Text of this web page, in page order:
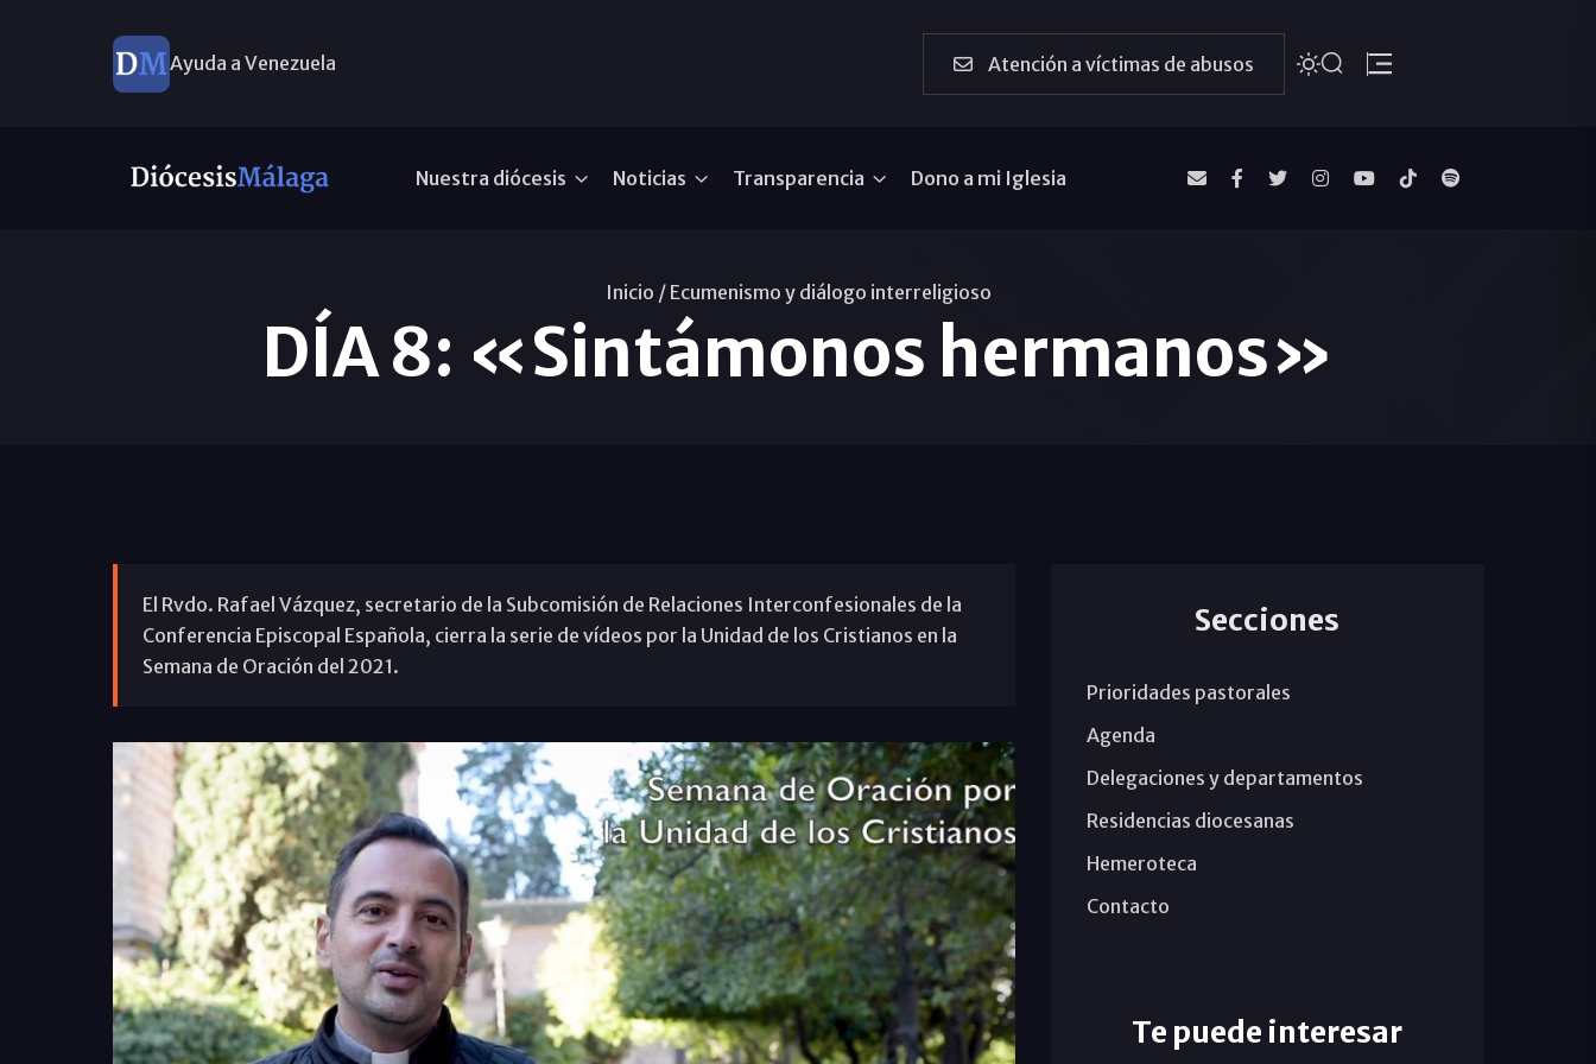
Ayuda a Venezuela Atención a víctimas de abusos
Nuestra diócesis Noticias Transparencia Dono a mi Iglesia
Inicio / Ecumenismo y diálogo interreligioso
DÍA 8: «Sintámonos hermanos»
El Rvdo. Rafael Vázquez, secretario de la Subcomisión de Relaciones Interconfesionales de la
Conferencia Episcopal Española, cierra la serie de vídeos por la Unidad de los Cristianos en la
Semana de Oración del 2021.
Secciones
Prioridades pastorales
Agenda
Delegaciones y departamentos
Residencias diocesanas
Hemeroteca
Contacto
Te puede interesar